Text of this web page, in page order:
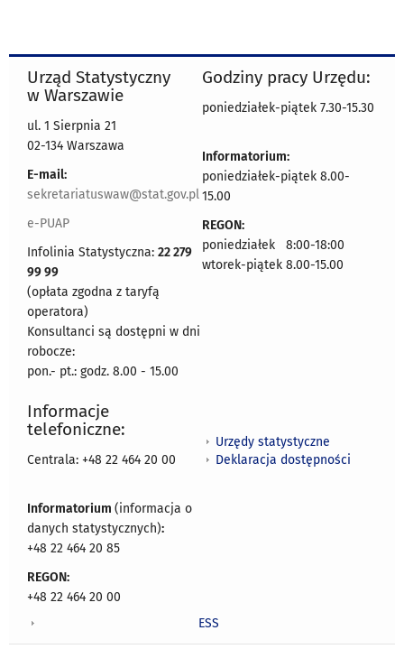
Urząd Statystyczny
w Warszawie
ul. 1 Sierpnia 21
02-134 Warszawa
E-mail:
sekretariatuswaw@stat.gov.pl
e-PUAP
Infolinia Statystyczna: 22 279
99 99
(opłata zgodna z taryfą
operatora)
Konsultanci są dostępni w dni
robocze:
pon.- pt.: godz. 8.00 - 15.00
Godziny pracy Urzędu:
poniedziałek-piątek 7.30-15.30
Informatorium:
poniedziałek-piątek 8.00-
15.00
REGON:
poniedziałek 8:00-18:00
wtorek-piątek 8.00-15.00
Informacje
telefoniczne:
Centrala: +48 22 464 20 00
Informatorium (informacja o
danych statystycznych):
+48 22 464 20 85
REGON:
+48 22 464 20 00
Urzędy statystyczne
Deklaracja dostępności
ESS